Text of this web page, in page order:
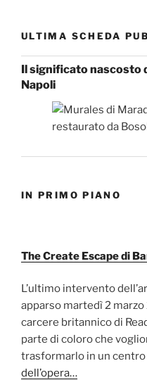
ULTIMA SCHEDA
Il significato nascosto
Napoli
IN PRIMO PIANO
The Create Escape di
L’ultimo intervento
apparso martedì 2
carcere britannico di
parte di coloro che
trasformarlo in un
dell’opera…